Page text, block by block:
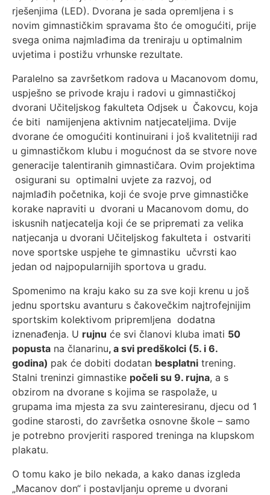
rješenjima (LED). Dvorana je sada opremljena i s
novim gimnastičkim spravama što će omogućiti, prije
svega onima najmlađima da treniraju u optimalnim
uvjetima i postižu vrhunske rezultate.
Paralelno sa završetkom radova u Macanovom domu,
uspješno se privode kraju i radovi u gimnastičkoj
dvorani Učiteljskog fakulteta Odjsek u Čakovcu, koja
će biti namijenjena aktivnim natjecateljima. Dvije
dvorane će omogućiti kontinuirani i još kvalitetniji rad
u gimnastičkom klubu i mogućnost da se stvore nove
generacije talentiranih gimnastičara. Ovim projektima
osigurani su optimalni uvjete za razvoj, od
najmlađih početnika, koji će svoje prve gimnastičke
korake napraviti u dvorani u Macanovom domu, do
iskusnih natjecatelja koji će se pripremati za velika
natjecanja u dvorani Učiteljskog fakulteta i ostvariti
nove sportske uspjehe te gimnastiku učvrsti kao
jedan od najpopularnijih sportova u gradu.
Spomenimo na kraju kako su za sve koji krenu u još
jednu sportsku avanturu s čakovečkim najtrofejnijim
sportskim kolektivom pripremljena dodatna
iznenađenja. U rujnu će svi članovi kluba imati 50
popusta na članarinu, a svi predškolci (5. i 6.
godina) pak će dobiti dodatan besplatni trening.
Stalni treninzi gimnastike počeli su 9. rujna, a s
obzirom na dvorane s kojima se raspolaže, u
grupama ima mjesta za svu zainteresiranu, djecu od 1
godine starosti, do završetka osnovne škole – samo
je potrebno provjeriti raspored treninga na klupskom
plakatu.
O tomu kako je bilo nekada, a kako danas izgleda
„Macanov don“ i postavljanju opreme u dvorani